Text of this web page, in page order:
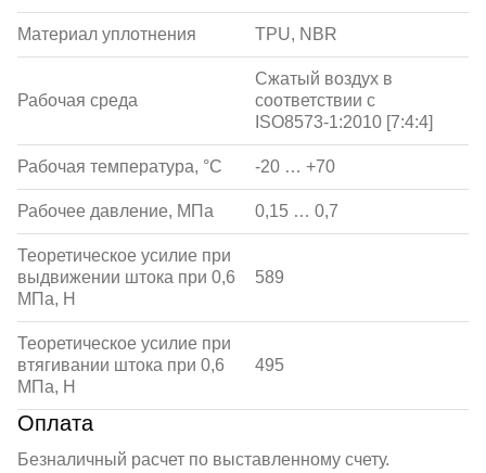
Материал уплотнения TPU, NBR
Рабочая среда
Сжатый воздух в
соответствии с
ISO8573-1:2010 [7:4:4]
Рабочая температура, °С -20 … +70
Рабочее давление, МПа 0,15 … 0,7
Теоретическое усилие при
выдвижении штока при 0,6
МПа, Н
589
Теоретическое усилие при
втягивании штока при 0,6
МПа, Н
495
Оплата
Безналичный расчет по выставленному счету.